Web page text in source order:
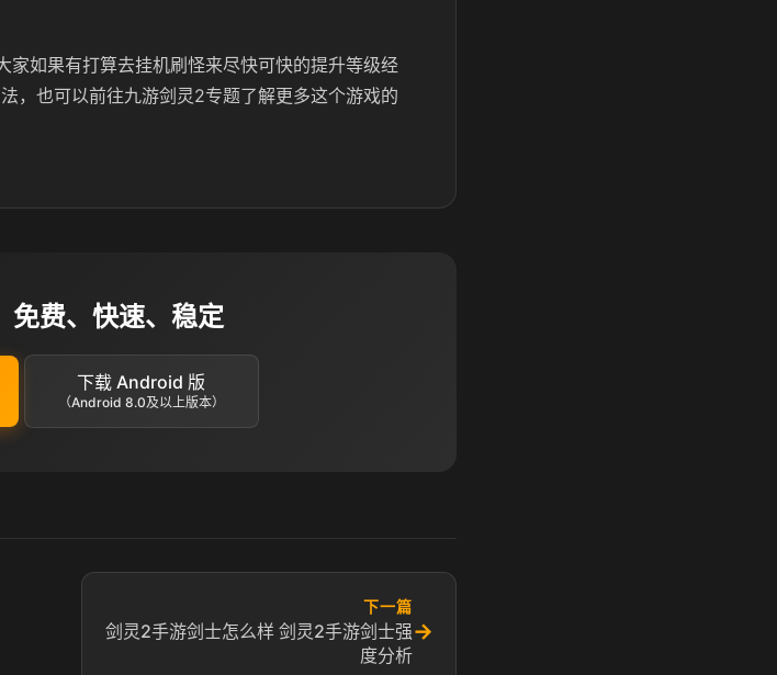
家如果有打算去挂机刷怪来尽快可快的提升等级经
，也可以前往九游剑灵2专题了解更多这个游戏的
免费、快速、稳定
下载 Android 版
（Android 8.0及以上版本）
下一篇
剑灵2手游剑士怎么样 剑灵2手游剑士强
度分析
→